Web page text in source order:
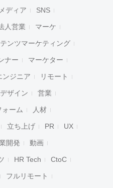
ディア SNS
人営業 マーケ
ンツマーケティング
ナー マーケター
ンジニア リモート
ザイン 営業
ーム 人材
立ち上げ PR UX
開発 動画
HR Tech CtoC
フルリモート